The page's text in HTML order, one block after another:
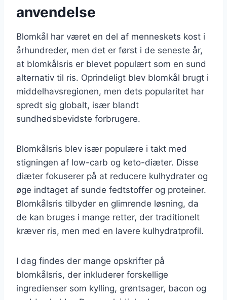
anvendelse
Blomkål har været en del af menneskets kost i
århundreder, men det er først i de seneste år,
at blomkålsris er blevet populært som en sund
alternativ til ris. Oprindeligt blev blomkål brugt i
middelhavsregionen, men dets popularitet har
spredt sig globalt, især blandt
sundhedsbevidste forbrugere.
Blomkålsris blev især populære i takt med
stigningen af low-carb og keto-diæter. Disse
diæter fokuserer på at reducere kulhydrater og
øge indtaget af sunde fedtstoffer og proteiner.
Blomkålsris tilbyder en glimrende løsning, da
de kan bruges i mange retter, der traditionelt
kræver ris, men med en lavere kulhydratprofil.
I dag findes der mange opskrifter på
blomkålsris, der inkluderer forskellige
ingredienser som kylling, grøntsager, bacon og